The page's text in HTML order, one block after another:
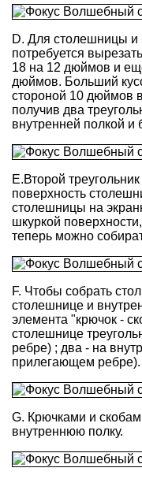
D. Для столешницы и
потребуется
18 на 12 дюймов и
дюймов. Больший
стороной 10 дюймов
получив два
внутренней полкой и
Е.Второй
поверхность
столешницы на
шкуркой
теперь можно
F. Чтобы собрать
столешнице и
элемента "крючок -
столешнице
ребре) ; два - на
прилегающем ребре).
G. Крючками и
внутреннюю полку.